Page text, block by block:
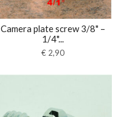
Camera plate screw 3/8" –
1/4"...
€ 2,90